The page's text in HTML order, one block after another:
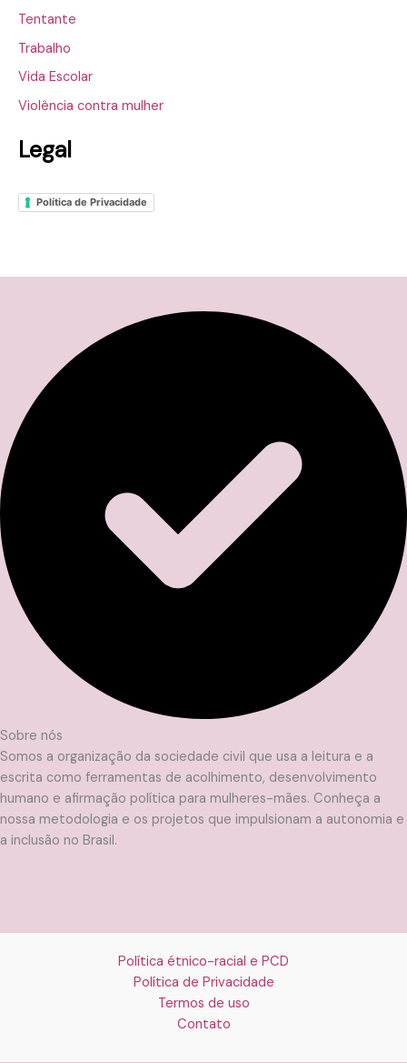
Tentante
Trabalho
Vida Escolar
Violência contra mulher
Legal
Política de Privacidade
Sobre nós
Somos a organização da sociedade civil que usa a leitura e a
escrita como ferramentas de acolhimento, desenvolvimento
humano e afirmação política para mulheres-mães. Conheça a
nossa metodologia e os projetos que impulsionam a autonomia e
a inclusão no Brasil.
Política étnico-racial e PCD
Política de Privacidade
Termos de uso
Contato